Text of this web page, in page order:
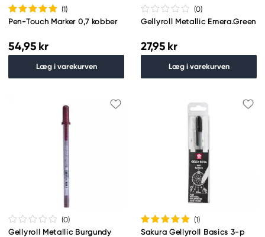
(1)
Pen-Touch Marker 0,7 kobber
54,95 kr
Læg i varekurven
(0)
Gellyroll Metallic Emera.Green
27,95 kr
Læg i varekurven
(0)
Gellyroll Metallic Burgundy
(1)
Sakura Gellyroll Basics 3-p